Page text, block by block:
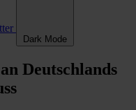
Dark Mode
Deutschlands